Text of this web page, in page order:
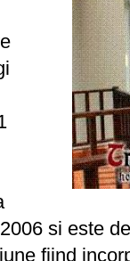
si este
fiind